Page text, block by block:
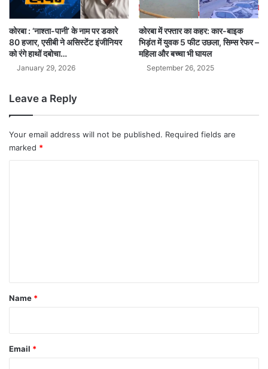
कोरबा : ‘नाश्ता-पानी’ के नाम पर डकारे
80 हजार, एसीबी ने असिस्टेंट इंजीनियर
को रंगे हाथों दबोचा…
January 29, 2026
कोरबा में रफ्तार का कहर: कार-बाइक
भिड़ंत में युवक 5 फीट उछला, सिम्स रेफर –
महिला और बच्चा भी घायल
September 26, 2025
Leave a Reply
Your email address will not be published. Required fields are
marked *
*
Name *
Email *